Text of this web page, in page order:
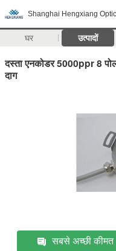
Shanghai Hengxiang
घर उत्पादों
दस्ता एनकोडर 5000ppr 8
दाग
सबसे अच्छी कीमत